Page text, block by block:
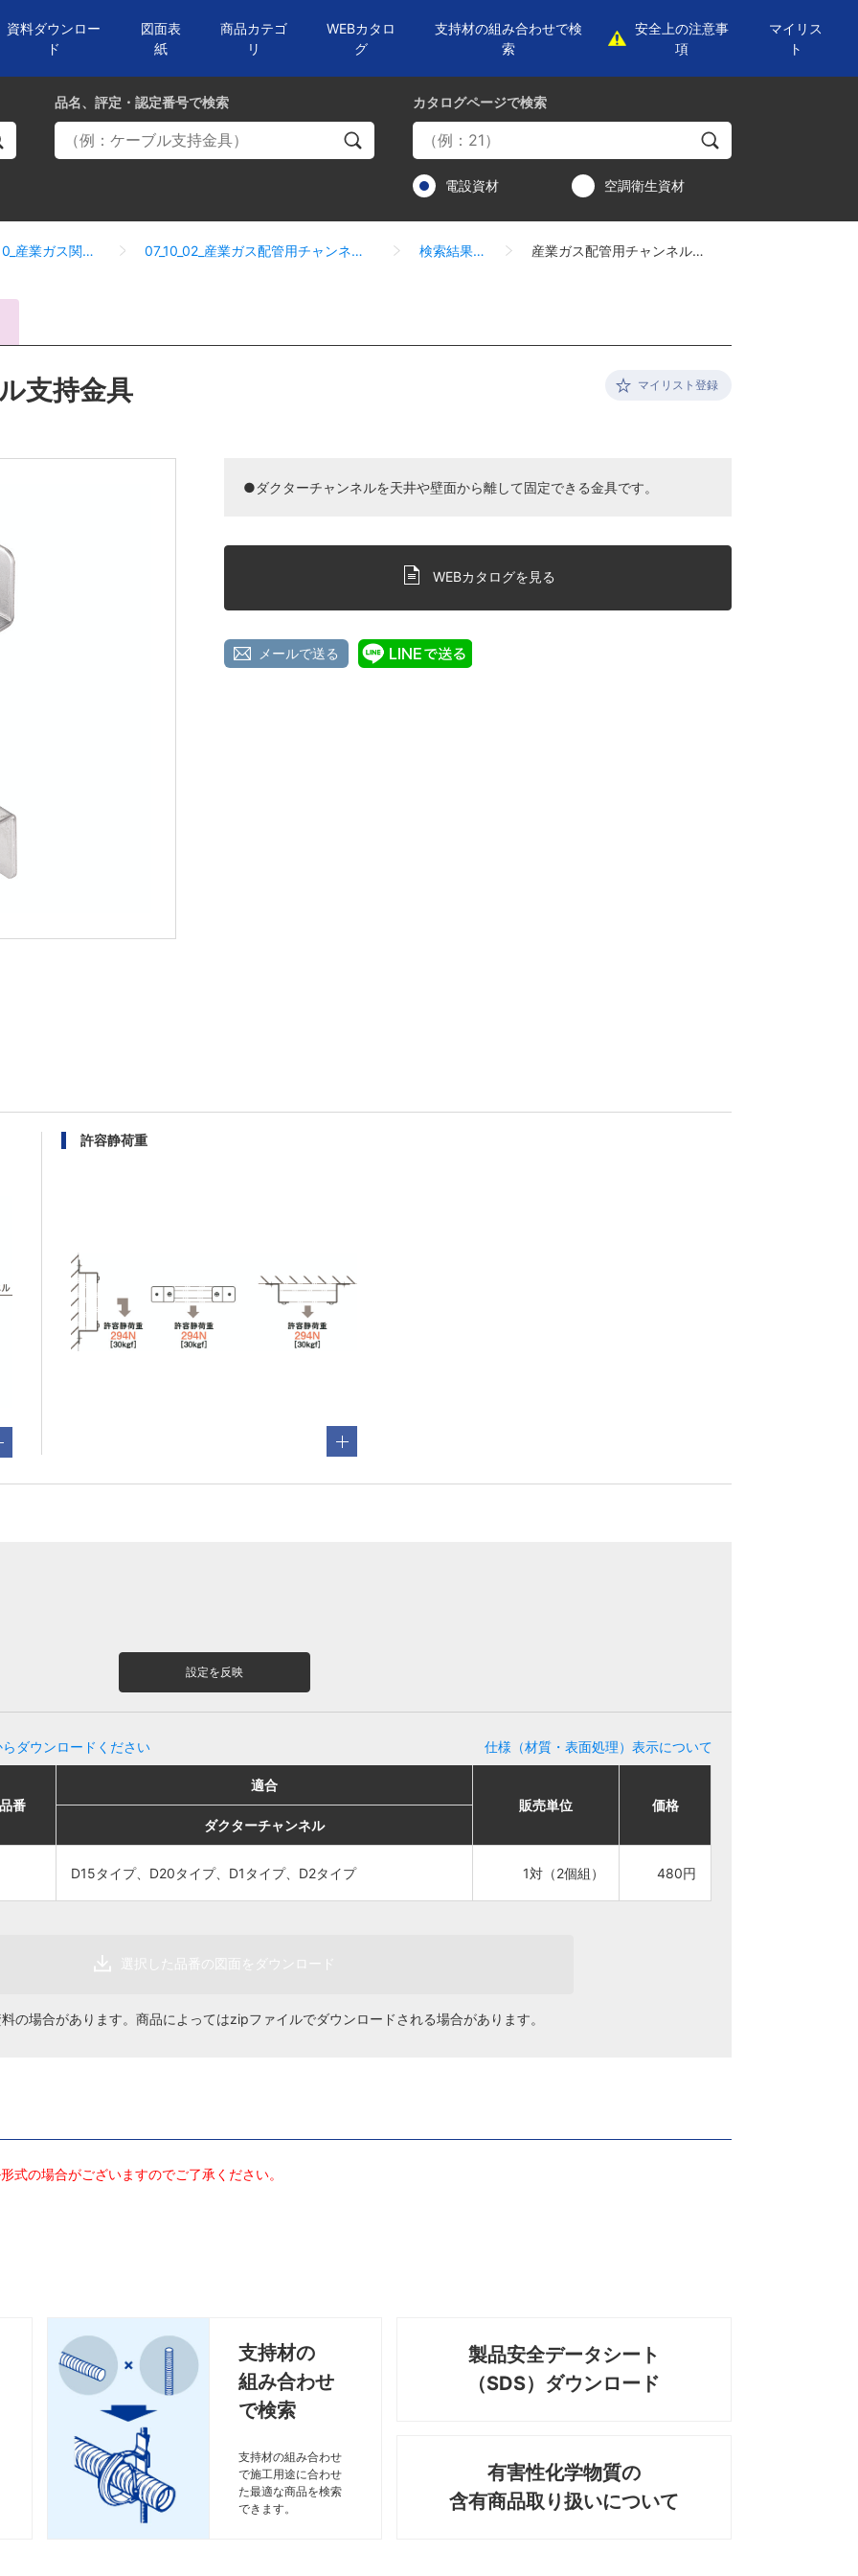
資料ダウンロー
ド
図面表
紙
商品カテゴ
リ
WEBカタロ
グ
支持材の組み合わせで検
索
安全上の注意事
項
マイリス
ト
カタログページで検索
電設資材 空調衛生資材
品名、評定・認定番号で検索
07_10_産業ガス関連部材 07_10_02_産業ガス配管用チャンネル支持金具 検索結果一覧 産業ガス配管用チャンネル支持金具
支持金具 マイリスト登録
●ダクターチャンネルを天井や壁面から離して固定できる金具です。
WEBカタログを見る
メールで送る
許容静荷重
設定を反映
ダウンロードください 仕様（材質・表面処理）表示について
販売単位
価格
D15タイプ、D20タ
イプ、D1タイプ、
D2タイプ
1対（2個組） 480円
番
適合
販売単位
価格
ダクターチャンネル
D15タイプ、D20タイプ、D1タイプ、D2タイプ 1対（2個組） 480円
販売単位
価格
D15タイプ、D20タ
イプ、D1タイプ、
D2タイプ
1対（2個組） 480円
番
適合
販売単位
価格
ダクターチャンネル
D15タイプ、D20タイプ、D1タイプ、D2タイプ 1対（2個組） 480円
選択した品番の図面をダウンロード
の場合があります。商品によってはzipファイルでダウンロードされる場合があります。
式の場合がございますのでご了承ください。
支持材の
組み合わせ
で検索
支持材の組み合わせ
で施工用途に合わせ
た最適な商品を検索
できます。
製品安全データシート
（SDS）ダウンロード
有害性化学物質の
含有商品取り扱いについて